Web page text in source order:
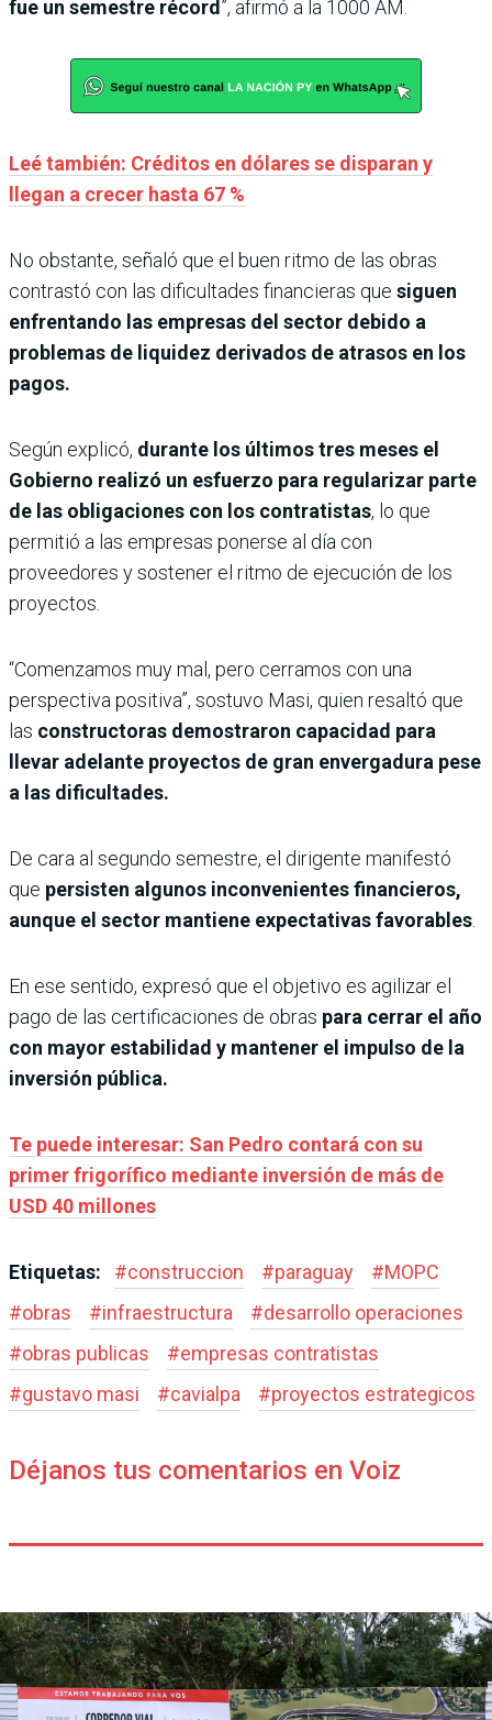
fue un semestre récord ”, afirmó a la 1000 AM.
Leé también: Créditos en dólares se disparan y
llegan a crecer hasta 67 %
No obstante, señaló que el buen ritmo de las obras
contrastó con las dificultades financieras que siguen
enfrentando las empresas del sector debido a
problemas de liquidez derivados de atrasos en los
pagos.
Según explicó, durante los últimos tres meses el
Gobierno realizó un esfuerzo para regularizar parte
de las obligaciones con los contratistas, lo que
permitió a las empresas ponerse al día con
proveedores y sostener el ritmo de ejecución de los
proyectos.
“Comenzamos muy mal, pero cerramos con una
perspectiva positiva”, sostuvo Masi, quien resaltó que
las constructoras demostraron capacidad para
llevar adelante proyectos de gran envergadura pese
a las dificultades.
De cara al segundo semestre, el dirigente manifestó
que persisten algunos inconvenientes financieros,
aunque el sector mantiene expectativas favorables
En ese sentido, expresó que el objetivo es agilizar el
pago de las certificaciones de obras para cerrar el año
con mayor estabilidad y mantener el impulso de la
inversión pública.
Te puede interesar: San Pedro contará con su
primer frigorífico mediante inversión de más de
USD 40 millones
Etiquetas: #construccion #paraguay #MOPC
#obras #infraestructura #desarrollo operaciones
#obras publicas #empresas contratistas
#gustavo masi #cavialpa #proyectos estrategicos
Déjanos tus comentarios en Voiz